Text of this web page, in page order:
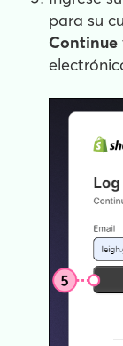
para su
Continue